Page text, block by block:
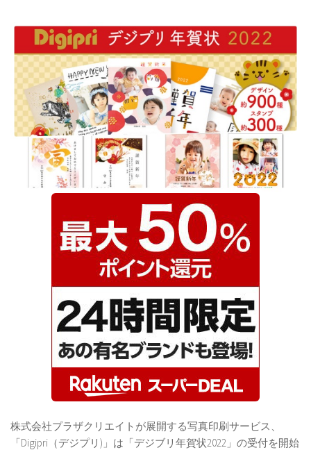
株式会社プラザクリエイトが展開する写真印刷サービス、
「Digipri（デジプリ)」は「デジブリ年賀状2022」の受付を開始